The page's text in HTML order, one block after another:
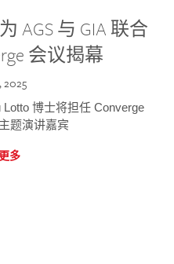
AGS 与 GIA 联合
会议揭幕
2025
博士将担任 Converge
题演讲嘉宾
多